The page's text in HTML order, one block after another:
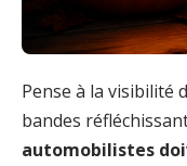
Pense à la visibilité
bandes
automobilistes